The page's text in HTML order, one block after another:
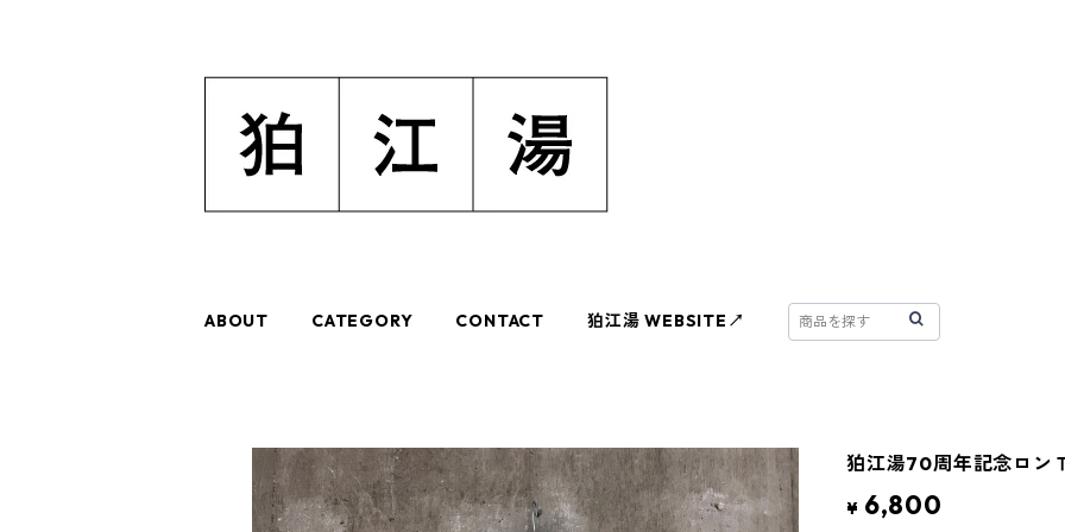
ABOUT CATEGORY CONTACT 狛江湯 WEBSITE↗︎
狛江湯70周年記念ロン
¥ 6,800